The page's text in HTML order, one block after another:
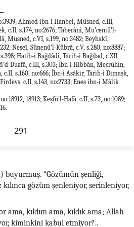
Ahmed ibn-i Hanbel, Müsned, c.III,
c.II, s.174, no:2676; Taberânî, Mu’cemü’l-
Müsned, c.VI, s.199, no:3482; Beyhakî,
Neseî, Sünenü’l-Kübrâ, c.V, s.280, no:8887;
Hatîb-i Bağdâdî, Târih-i Bağdad, c.XII,
Duafâ, c.III, s.303; İbn-i Hibbân, Mecrûhîn,
c.II, s.160, no:666; İbn-i Asâkir, Târih-i Dimaşk,
c.II, s.143, no:2733; Enes ibn-i Mâlik
18913; Keşfü’l-Hafâ, c.II, s.73, no:1089;
291
buyurmuş. “Gözümün şenliği,
gözüm şenleniyor, serinleniyor,
ama, kıldım ama, kıldık ama; Allah
kiminkini kabul etmiyor?..